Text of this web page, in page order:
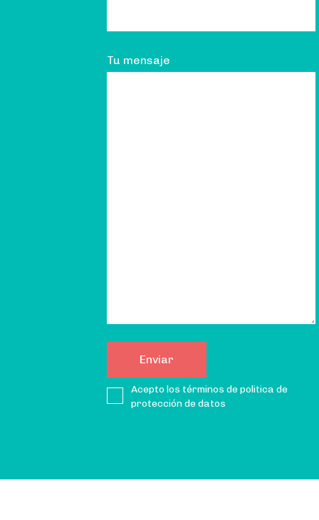
Tu mensaje
Acepto los términos de politica de
protección de datos